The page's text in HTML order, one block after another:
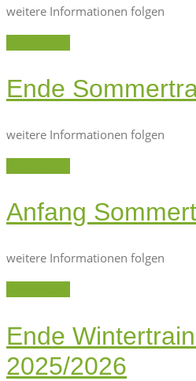
weitere Informationen folgen
Ende
weitere Informationen folgen
Anfang
weitere Informationen folgen
Ende
2025/2026